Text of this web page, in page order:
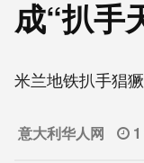
成“扒手
米兰地铁扒手猖
意大利华人网